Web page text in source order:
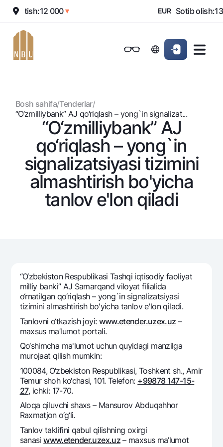
Shaxsiy kabinet
Jismoniy shaxslarga
Kreditlar
Ipoteka
Avtokredit
Mikroqarz
Ta’lim krеditi
Overdraft
Omonatlar
Hamma uchun
Jozibali
Vozmojno vse
Oltin omonat
NBU’dan oltin quymalar
Kumush omonat
Kartalar
Premial
Mastercard
Ish haqi
Pul oʻtkazmalari
Aksiyalar
Milliy mobil ilovasi
Ko'p beriladigan savollar
Sayt bo‘yicha qidiring
Qidirish
Foydali havolalar
Ko'p beriladigan savollar
Matbuot markazi
Sotish:12 000▼ EUR Sotib olish:13
Ovozni yoqishShaxsiy kabinet
Bosh sahifa/Tenderlar/
“O‘zmilliybank” AJ qo‘riqlash – yong`in signalizat...
“O‘zmilliybank” AJ
qo‘riqlash – yong`in
signalizatsiyasi tizimini
almashtirish bo'yicha
tanlov e'lon qiladi
“O‘zbеkiston Rеspublikasi Tashqi iqtisodiy faoliyat
milliy banki” AJ Samarqand viloyat filialida
o‘rnatilgan qo‘riqlash – yong`in signalizatsiyasi
tizimini almashtirish bo'yicha tanlov e'lon qiladi.
Tanlovni o‘tkazish joyi: www.etender.uzex.uz –
maxsus ma’lumot portali.
Qo‘shimcha ma'lumot uchun quyidagi manzilga
murojaat qilish mumkin:
100084, O‘zbekiston Respublikasi, Toshkent sh., Amir
Temur shoh ko‘chasi, 101. Telefon: +99878 147-15-
27, ichki: 17-70.
Aloqa qiluvchi shaxs – Mansurov Abduqahhor
Raxmatjon o‘g‘li.
Tanlov taklifini qabul qilishning oxirgi
sanasiwww.etender.uzex.uz– maxsus ma’lumot